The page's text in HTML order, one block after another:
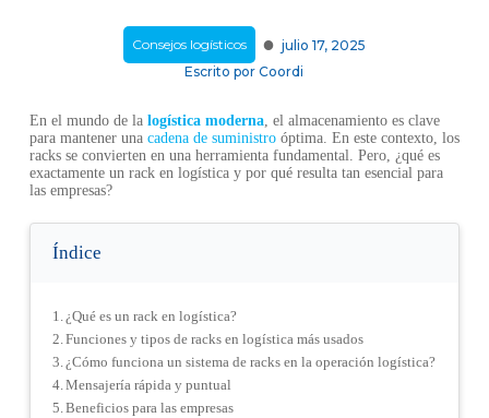
Consejos logísticos ·julio 17, 2025
Escrito por Coordi
En el mundo de la logística moderna, el almacenamiento es clave
para mantener una cadena de suministroóptima. En este contexto, los
racks se convierten en una herramienta fundamental. Pero, ¿qué es
exactamente un rack en logística y por qué resulta tan esencial para
las empresas?
Índice
¿Qué es un rack en logística?
Funciones y tipos de racks en logística más usados
¿Cómo funciona un sistema de racks en la operación logística?
Mensajería rápida y puntual
Beneficios para las empresas